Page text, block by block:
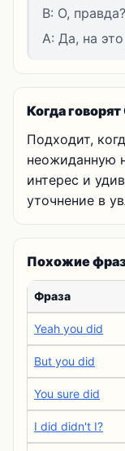
B: О, правда?
A: Да, на
Когда
Подходит,
неожиданную
интерес и
уточнение в
Похожие
Фраза
Yeah you did
But you did
You sure did
I did didn't I?